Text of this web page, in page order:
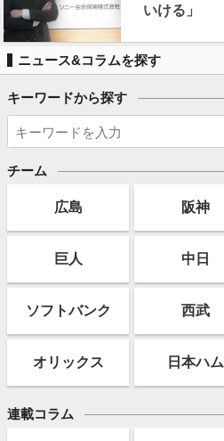
いける」
ニュース&コラムを探す
キーワードから探す
チーム
広島 阪神
巨人 中日
ソフトバンク 西武
オリックス 日本ハム
連載コラム